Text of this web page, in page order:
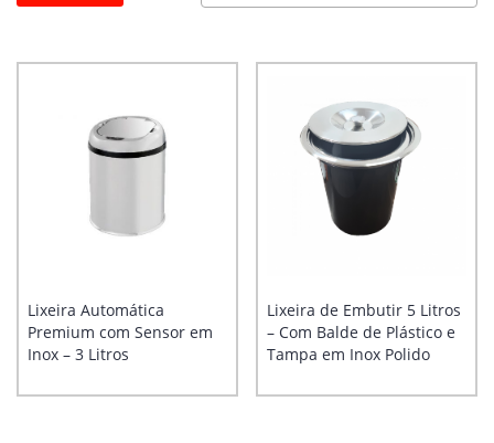
Lixeira Automática
Premium com Sensor em
Inox – 3 Litros
Lixeira de Embutir 5 Litros
– Com Balde de Plástico e
Tampa em Inox Polido